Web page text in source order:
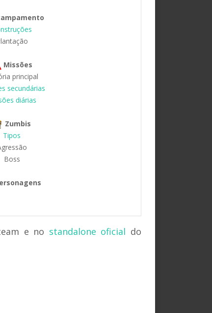
Missões
principal
secundárias
diárias
Zumbis
Tipos
Boss
e no standalone oficial do